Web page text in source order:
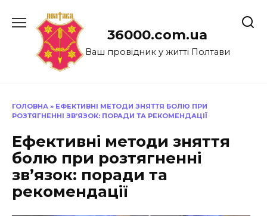
до
36000.com.ua
Ваш провідник у житті Полтави
ГОЛОВНА » ЕФЕКТИВНІ МЕТОДИ ЗНЯТТЯ БОЛЮ ПРИ
РОЗТЯГНЕННІ ЗВ’ЯЗОК: ПОРАДИ ТА РЕКОМЕНДАЦІЇ
Ефективні методи зняття
болю при розтягненні
зв’язок: поради та
рекомендації